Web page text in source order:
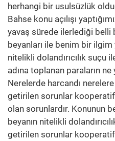
herhangi bir usulsüzlük
Bahse konu açılışı
yavaş sürede ilerlediği belli
beyanları ile benim bir ilgim
nitelikli dolandırıcılık
adına toplanan paraların ne
Nerelerde harcandı
getirilen sorunlar
olan sorunlardır. Konunun
beyanın nitelikli
getirilen sorunlar